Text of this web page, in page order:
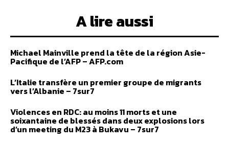
A lire aussi
Michael Mainville prend la tête de la région Asie-
Pacifique de l’AFP – AFP.com
L’Italie transfère un premier groupe de migrants
vers l’Albanie – 7sur7
Violences en RDC: au moins 11 morts et une
soixantaine de blessés dans deux explosions lors
d’un meeting du M23 à Bukavu – 7sur7